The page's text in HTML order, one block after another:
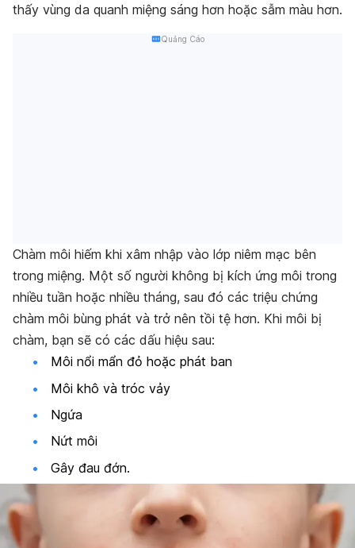
thấy vùng da quanh miệng sáng hơn hoặc sẫm màu hơn.
Quảng Cáo
Chàm môi hiếm khi xâm nhập vào lớp niêm mạc bên
trong miệng. Một số người không bị kích ứng môi trong
nhiều tuần hoặc nhiều tháng, sau đó các triệu chứng
chàm môi bùng phát và trở nên tồi tệ hơn. Khi môi bị
chàm, bạn sẽ có các dấu hiệu sau:
Môi nổi mẩn đỏ hoặc phát ban
Môi khô và tróc vảy
Ngứa
Nứt môi
Gây đau đớn.